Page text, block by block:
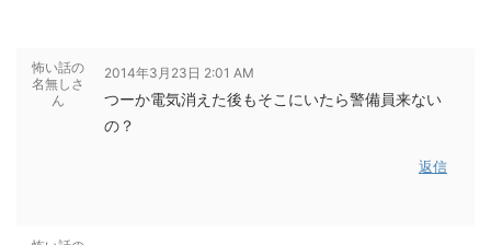
怖い話の
名無しさ
ん
2014年3月23日 2:01 AM
つーか電気消えた後もそこにいたら警備員来ない
の？
返信